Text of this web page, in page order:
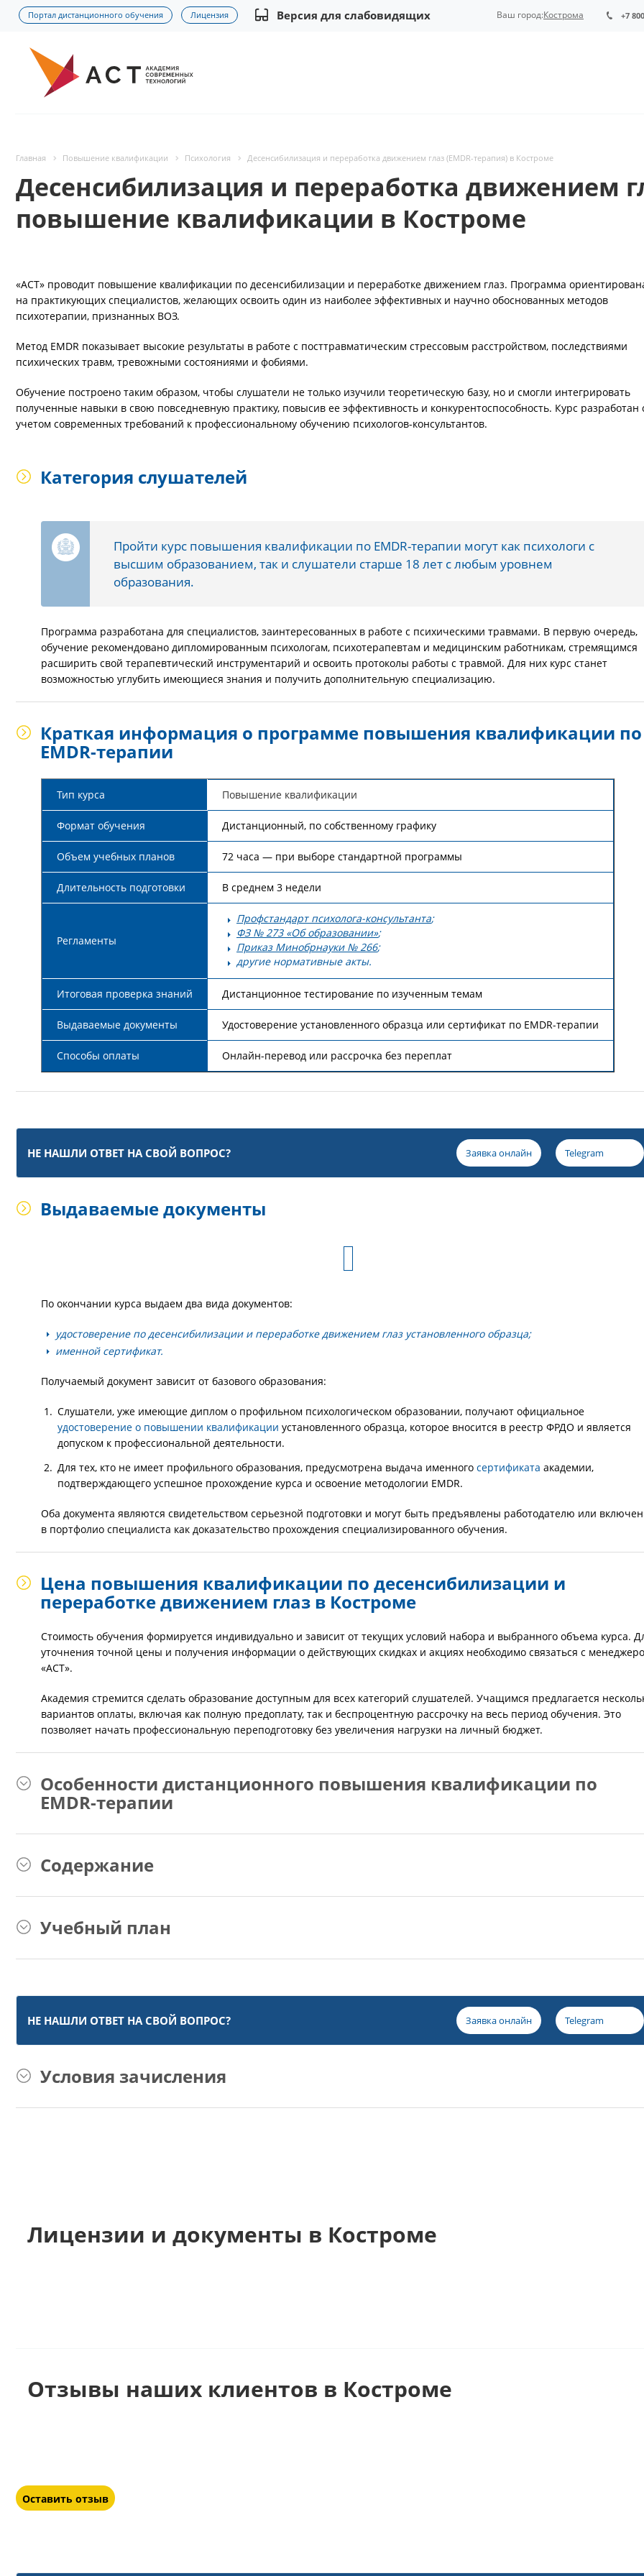
Портал дистанционного обучения Лицензия Версия для слабовидящих +7
Ваш город:Кострома
Главная Повышение квалификации Психология Десенсибилизация и переработка движением глаз (EMDR-терапия) в Костроме
Десенсибилизация и переработка движением
повышение квалификации в Костроме
«АСТ» проводит повышение квалификации по десенсибилизации и переработке движением глаз. Программа
на практикующих специалистов, желающих освоить один из наиболее эффективных и научно обоснованных методов
психотерапии, признанных ВОЗ.
Метод EMDR показывает высокие результаты в работе с посттравматическим стрессовым расстройством, последствиями
психических травм, тревожными состояниями и фобиями.
Обучение построено таким образом, чтобы слушатели не только изучили теоретическую базу, но и смогли интегрировать
полученные навыки в свою повседневную практику, повысив ее эффективность и конкурентоспособность. Курс разработан
учетом современных требований к профессиональному обучению психологов-консультантов.
Категория слушателей
Пройти курс повышения квалификации по EMDR-терапии могут как психологи с
высшим образованием, так и слушатели старше 18 лет с любым уровнем
образования.
Программа разработана для специалистов, заинтересованных в работе с психическими травмами. В первую очередь,
обучение рекомендовано дипломированным психологам, психотерапевтам и медицинским работникам, стремящимся
расширить свой терапевтический инструментарий и освоить протоколы работы с травмой. Для них курс станет
возможностью углубить имеющиеся знания и получить дополнительную специализацию.
Краткая информация о программе повышения квалификации по
EMDR-терапии
Тип курса Повышение квалификации
Формат обучения Дистанционный, по собственному графику
Объем учебных планов 72 часа — при выборе стандартной программы
Длительность подготовки В среднем 3 недели
Регламенты
Профстандарт психолога-консультанта;
ФЗ № 273 «Об образовании»;
Приказ Минобрнауки № 266;
другие нормативные акты.
Итоговая проверка знаний Дистанционное тестирование по изученным темам
Выдаваемые документы Удостоверение установленного образца или сертификат по EMDR-терапии
Способы оплаты Онлайн-перевод или рассрочка без переплат
НЕ НАШЛИ ОТВЕТ НА СВОЙ ВОПРОС? Заявка онлайн Telegram
Выдаваемые документы
По окончании курса выдаем два вида документов:
удостоверение по десенсибилизации и переработке движением глаз установленного образца;
именной сертификат.
Получаемый документ зависит от базового образования:
Слушатели, уже имеющие диплом о профильном психологическом образовании, получают официальное
удостоверение о повышении квалификации установленного образца, которое вносится в реестр ФРДО и является
допуском к профессиональной деятельности.
Для тех, кто не имеет профильного образования, предусмотрена выдача именного сертификата академии,
подтверждающего успешное прохождение курса и освоение методологии EMDR.
Оба документа являются свидетельством серьезной подготовки и могут быть предъявлены работодателю или
в портфолио специалиста как доказательство прохождения специализированного обучения.
Цена повышения квалификации по десенсибилизации и
переработке движением глаз в Костроме
Стоимость обучения формируется индивидуально и зависит от текущих условий набора и выбранного объема курса.
уточнения точной цены и получения информации о действующих скидках и акциях необходимо связаться с
«АСТ».
Академия стремится сделать образование доступным для всех категорий слушателей. Учащимся предлагается
вариантов оплаты, включая как полную предоплату, так и беспроцентную рассрочку на весь период обучения. Это
позволяет начать профессиональную переподготовку без увеличения нагрузки на личный бюджет.
Особенности дистанционного повышения квалификации по
EMDR-терапии
Содержание
Учебный план
НЕ НАШЛИ ОТВЕТ НА СВОЙ ВОПРОС? Заявка онлайн Telegram
Условия зачисления
Лицензии и документы в Костроме
Отзывы наших клиентов в Костроме
Оставить отзыв